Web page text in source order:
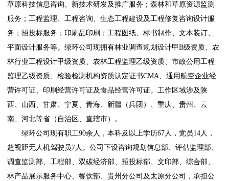
草原科技信息咨询、新技术研发及推广服务；森林和草原资源监测
服务；工程监理、工程咨询、生态工程建设及工程修复咨询设计服
务；招投标服务；印刷品印刷；工程图纸、标书制作、文本装订、
平面设计服务等。绿环公司现拥有林业调查规划设计甲B级资质、农
林行业工程设计甲级资质、农林工程监理乙级资质、市政公用工程
监理乙级资质、检验检测机构资质认定证书CMA、通用航空企业经
营许可证、印刷经营许可证及食品经营许可证。工作区域涉及陕
西、山西、甘肃、宁夏、青海、新疆（兵团）、重庆、贵州、云
南、河北等省（自治区、直辖市）。
绿环公司现有职工90余人，本科及以上学历67人，党员14人，
超视距无人机驾驶员7人。公司下设咨询规划信息部、评估监理部、
调查监测部、工程部、双碳经济部、招投标部、文印部、综合部、
林产品展示服务中心、餐饮部、贵州分公司及太原分公司，承担公